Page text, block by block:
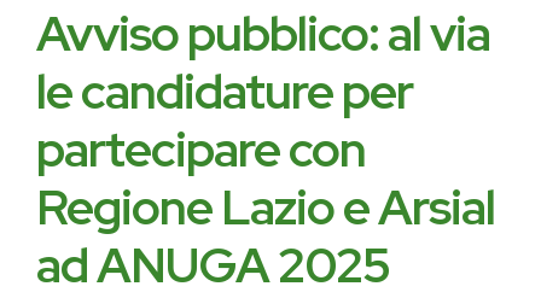
Avviso pubblico: al via
le candidature per
partecipare con
Regione Lazio e Arsial
ad ANUGA 2025